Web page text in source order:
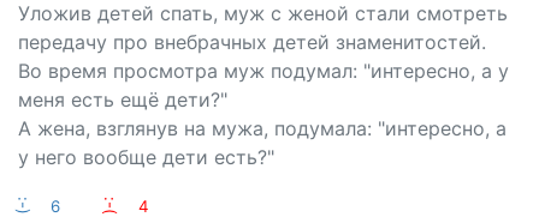
Уложив детей спать, муж с женой стали смотреть
передачу про внебрачных детей знаменитостей.
Во время просмотра муж подумал: "интересно, а у
меня есть ещё дети?"
А жена, взглянув на мужа, подумала: "интересно, а
у него вообще дети есть?"
:-) 6 :-(
4